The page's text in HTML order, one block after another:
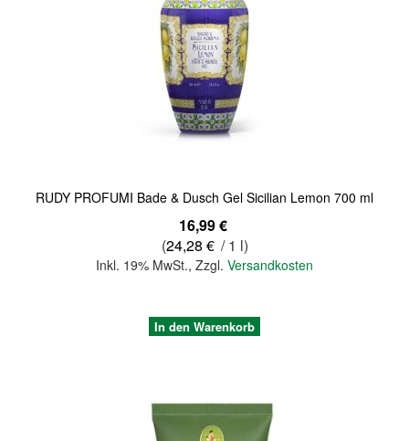
RUDY PROFUMI Bade & Dusch Gel Sicilian Lemon 700 ml
16,99 €
(24,28 € / 1 l)
Inkl. 19% MwSt., Zzgl. Versandkosten
In den Warenkorb